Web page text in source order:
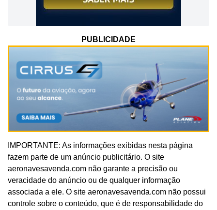
PUBLICIDADE
IMPORTANTE: As informações exibidas nesta página
fazem parte de um anúncio publicitário. O site
aeronavesavenda.com não garante a precisão ou
veracidade do anúncio ou de qualquer informação
associada a ele. O site aeronavesavenda.com não possui
controle sobre o conteúdo, que é de responsabilidade do